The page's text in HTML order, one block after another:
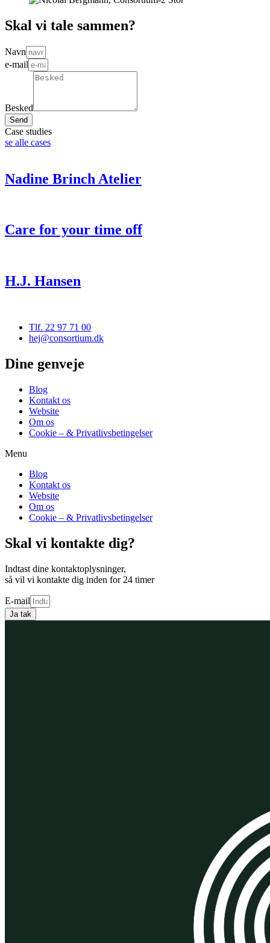
Skal vi tale sammen?
Navn
e-mail
Besked
Send
Case studies
se alle cases
Nadine Brinch Atelier
Care for your time off
H.J. Hansen
Tlf. 22 97 71 00
hej@consortium.dk
Dine genveje
Blog
Kontakt os
Website
Om os
Cookie – & Privatlivsbetingelser
Menu
Blog
Kontakt os
Website
Om os
Cookie – & Privatlivsbetingelser
Skal vi kontakte dig?
Indtast dine kontaktoplysninger,
så vil vi kontakte dig inden for 24 timer
E-mail
Ja tak